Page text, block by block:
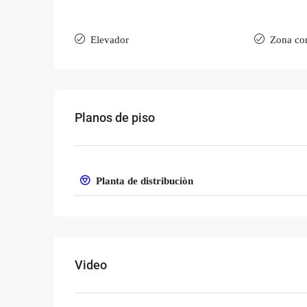
Elevador Zona
Planos de piso
Planta de distribuciòn
Video